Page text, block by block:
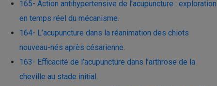
165- Action antihypertensive de l’acupuncture : exploration
en temps réel du mécanisme.
164- L’acupuncture dans la réanimation des chiots
nouveau-nés après césarienne.
163- Efficacité de l’acupuncture dans l’arthrose de la
cheville au stade initial.